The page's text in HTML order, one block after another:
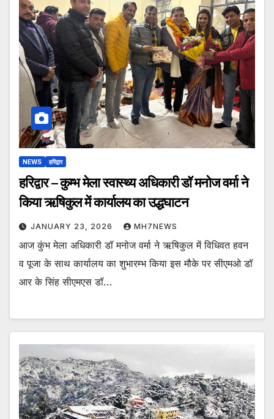
NEWS हरिद्वार
हरिद्वार – कुम्भ मेला स्वास्थ्य अधिकारी डॉ मनोज वर्मा ने
किया ऋषिकुल में कार्यालय का उद्धघाटन
JANUARY 23, 2026 MH7NEWS
आज कुंभ मेला अधिकारी डॉ मनोज वर्मा ने ऋषिकुल में विधिवत हवन
व पूजा के साथ कार्यालय का शुभारम्भ किया इस मौके पर सीएमओ डॉ
आर के सिंह सीएमएस डॉ…